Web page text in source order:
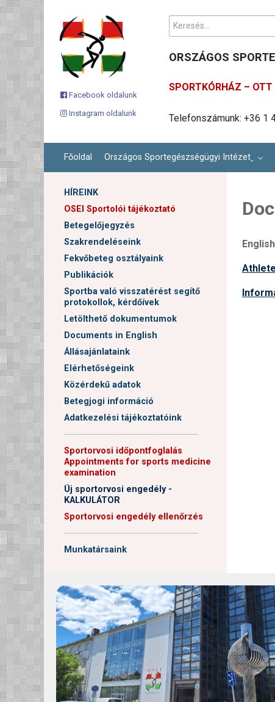
Facebook oldalunk
Instagram oldalunk
Keresés...
ORSZÁGOS
SPORTKÓRHÁZ – OTT
Ügyfélszolgálati email
Főoldal Országos Sportegészségügyi Intézet
HÍREINK
OSEI Sportolói tájékoztató
Betegelőjegyzés
Szakrendeléseink
Fekvőbeteg osztályaink
Publikációk
Sportba való visszatérést segítő
protokollok, kérdőívek
Letölthető dokumentumok
Documents in English
Állásajánlataink
Elérhetőségeink
Közérdekű adatok
Betegjogi információ
Adatkezelési tájékoztatóink
──────────────────────
Sportorvosi időpontfoglalás
Appointments for sports medicine
examination
Új sportorvosi engedély -
KALKULÁTOR
Sportorvosi engedély ellenőrzés
──────────────────────
Munkatársaink